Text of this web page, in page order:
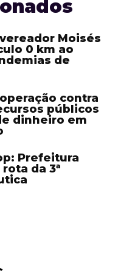
Moisés
0 km ao
de
contra
públicos
dinheiro em
Prefeitura
da 3ª